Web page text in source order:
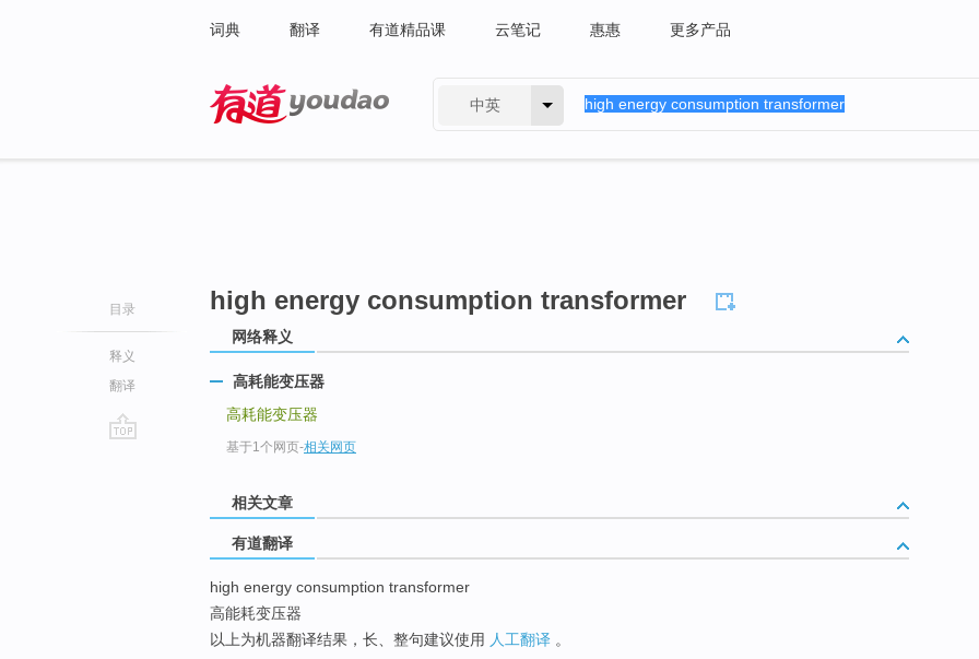
词典 翻译 有道精品课 云笔记 惠惠 更多产品
中英
目录
释义
翻译
high energy consumption transformer
网络释义
高耗能变压器
高耗能变压器
基于1个网页-相关网页
相关文章
有道翻译
high energy consumption transformer
高能耗变压器
以上为机器翻译结果，长、整句建议使用 人工翻译 。